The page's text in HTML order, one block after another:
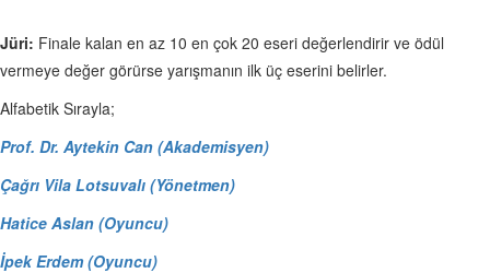
Jüri: Finale kalan en az 10 en çok 20 eseri değerlendirir ve ödül
vermeye değer görürse yarışmanın ilk üç eserini belirler.
Alfabetik Sırayla;
Prof. Dr. Aytekin Can (Akademisyen)
Çağrı Vila Lotsuvalı (Yönetmen)
Hatice Aslan (Oyuncu)
İpek Erdem (Oyuncu)